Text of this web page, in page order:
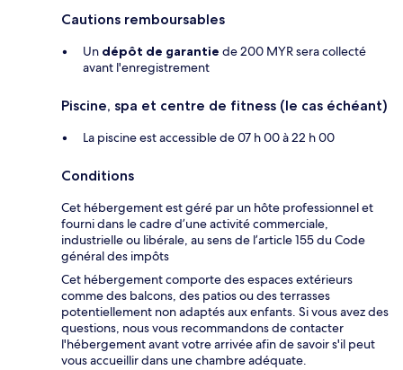
Cautions remboursables
Un dépôt de garantie de 200 MYR sera collecté
avant l'enregistrement
Piscine, spa et centre de fitness (le cas échéant)
La piscine est accessible de 07 h 00 à 22 h 00
Conditions
Cet hébergement est géré par un hôte professionnel et
fourni dans le cadre d’une activité commerciale,
industrielle ou libérale, au sens de l’article 155 du Code
général des impôts
Cet hébergement comporte des espaces extérieurs
comme des balcons, des patios ou des terrasses
potentiellement non adaptés aux enfants. Si vous avez des
questions, nous vous recommandons de contacter
l'hébergement avant votre arrivée afin de savoir s'il peut
vous accueillir dans une chambre adéquate.